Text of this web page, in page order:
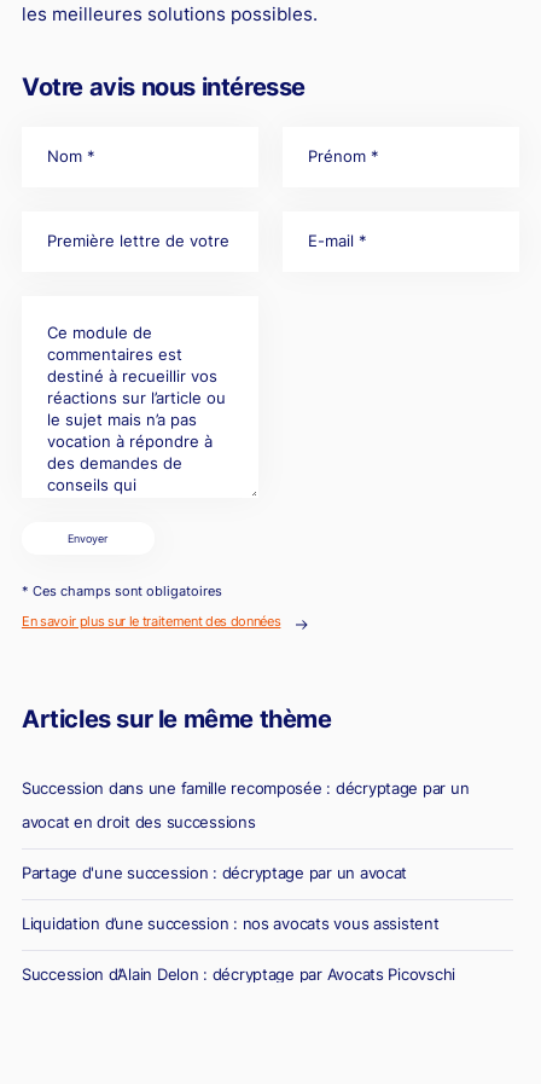
les meilleures solutions possibles.
Votre avis nous intéresse
Envoyer
* Ces champs sont obligatoires
En savoir plus sur le traitement des données
Articles sur le même thème
Succession dans une famille recomposée : décryptage par un
avocat en droit des successions
Partage d'une succession : décryptage par un avocat
Liquidation d’une succession : nos avocats vous assistent
Succession d’Alain Delon : décryptage par Avocats Picovschi